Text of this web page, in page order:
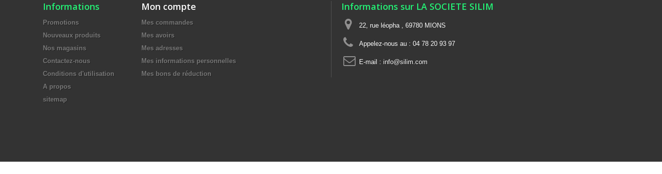
Informations
Promotions
Nouveaux produits
Nos magasins
Contactez-nous
Conditions d'utilisation
A propos
sitemap
Mon compte
Mes commandes
Mes avoirs
Mes adresses
Mes informations personnelles
Mes bons de réduction
Informations sur LA SOCIETE SILIM
22, rue léopha , 69780 MIONS
Appelez-nous au : 04 78 20 93 97
E-mail : info@silim.com